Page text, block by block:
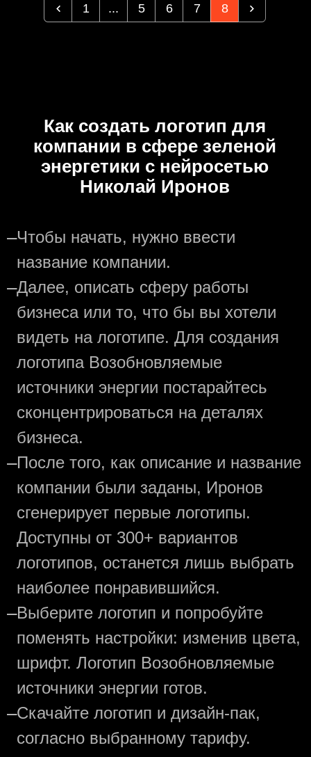
1 ... 5 6 7 8
Как создать логотип для
компании в сфере зеленой
энергетики с нейросетью
Николай Иронов
—Чтобы начать, нужно ввести
название компании.
—Далее, описать сферу работы
бизнеса или то, что бы вы хотели
видеть на логотипе. Для создания
логотипа Возобновляемые
источники энергии постарайтесь
сконцентрироваться на деталях
бизнеса.
—После того, как описание и название
компании были заданы, Иронов
сгенерирует первые логотипы.
Доступны от 300+ вариантов
логотипов, останется лишь выбрать
наиболее понравившийся.
—Выберите логотип и попробуйте
поменять настройки: изменив цвета,
шрифт. Логотип Возобновляемые
источники энергии готов.
—Скачайте логотип и дизайн-пак,
согласно выбранному тарифу.